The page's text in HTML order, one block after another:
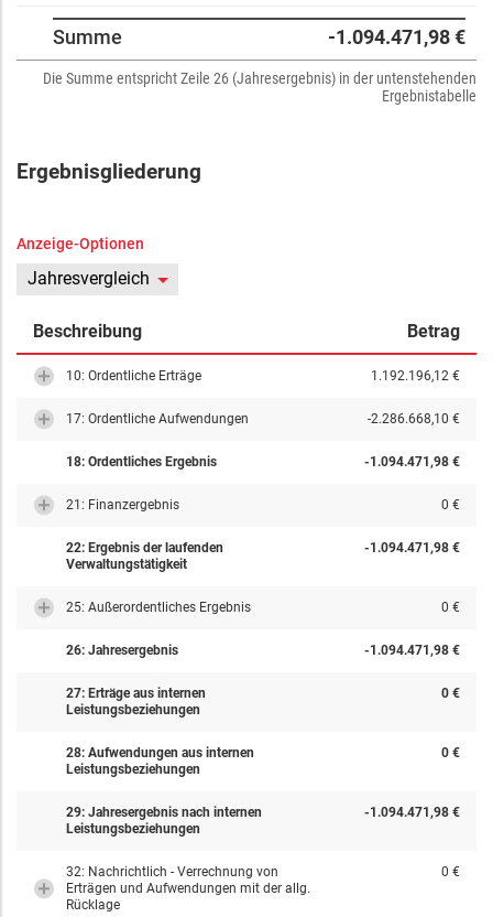
Summe -1.094.471,98 €
Die Summe entspricht Zeile 26 (Jahresergebnis) in der untenstehenden
Ergebnistabelle
Ergebnisgliederung
Anzeige-Optionen
Jahresvergleich
Beschreibung Betrag
10: Ordentliche Erträge 1.192.196,12 €
17: Ordentliche Aufwendungen -2.286.668,10 €
18: Ordentliches Ergebnis -1.094.471,98 €
21: Finanzergebnis 0 €
22: Ergebnis der laufenden
Verwaltungstätigkeit
-1.094.471,98 €
25: Außerordentliches Ergebnis 0 €
26: Jahresergebnis -1.094.471,98 €
27: Erträge aus internen
Leistungsbeziehungen
0 €
28: Aufwendungen aus internen
Leistungsbeziehungen
0 €
29: Jahresergebnis nach internen
Leistungsbeziehungen
-1.094.471,98 €
32: Nachrichtlich - Verrechnung von
Erträgen und Aufwendungen mit der allg.
Rücklage
0 €